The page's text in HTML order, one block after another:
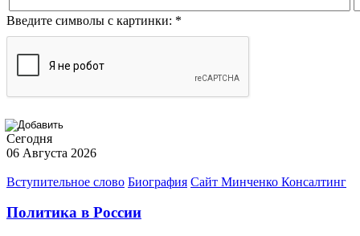
Введите символы с картинки: *
Сегодня
06 Августа 2026
Вступительное слово Биография Сайт Минченко Консалтинг
Политика в России